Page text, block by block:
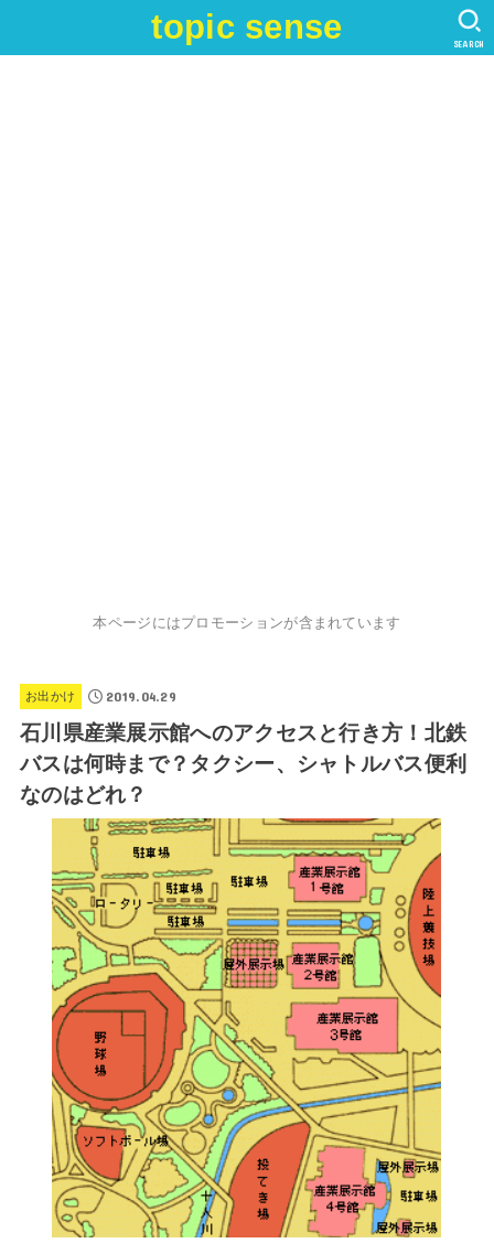
topic sense SEARCH
本ページにはプロモーションが含まれています
お出かけ 2019.04.29
石川県産業展示館へのアクセスと行き方！北鉄
バスは何時まで？タクシー、シャトルバス便利
なのはどれ？